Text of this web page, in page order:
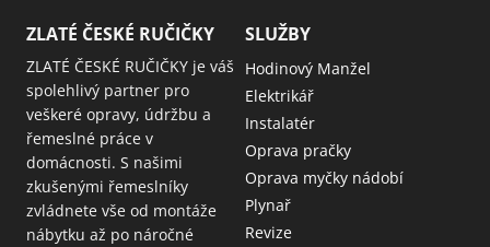
ZLATÉ ČESKÉ RUČIČKY
ZLATÉ ČESKÉ RUČIČKY je váš
spolehlivý partner pro
veškeré opravy, údržbu a
řemeslné práce v
domácnosti. S našimi
zkušenými řemeslníky
zvládnete vše od montáže
nábytku až po náročné
SLUŽBY
Hodinový Manžel
Elektrikář
Instalatér
Oprava pračky
Oprava myčky nádobí
Plynař
Revize